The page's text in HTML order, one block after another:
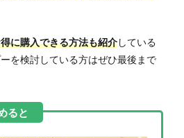
に購入できる方法も紹介している
を検討している方はぜひ最後まで